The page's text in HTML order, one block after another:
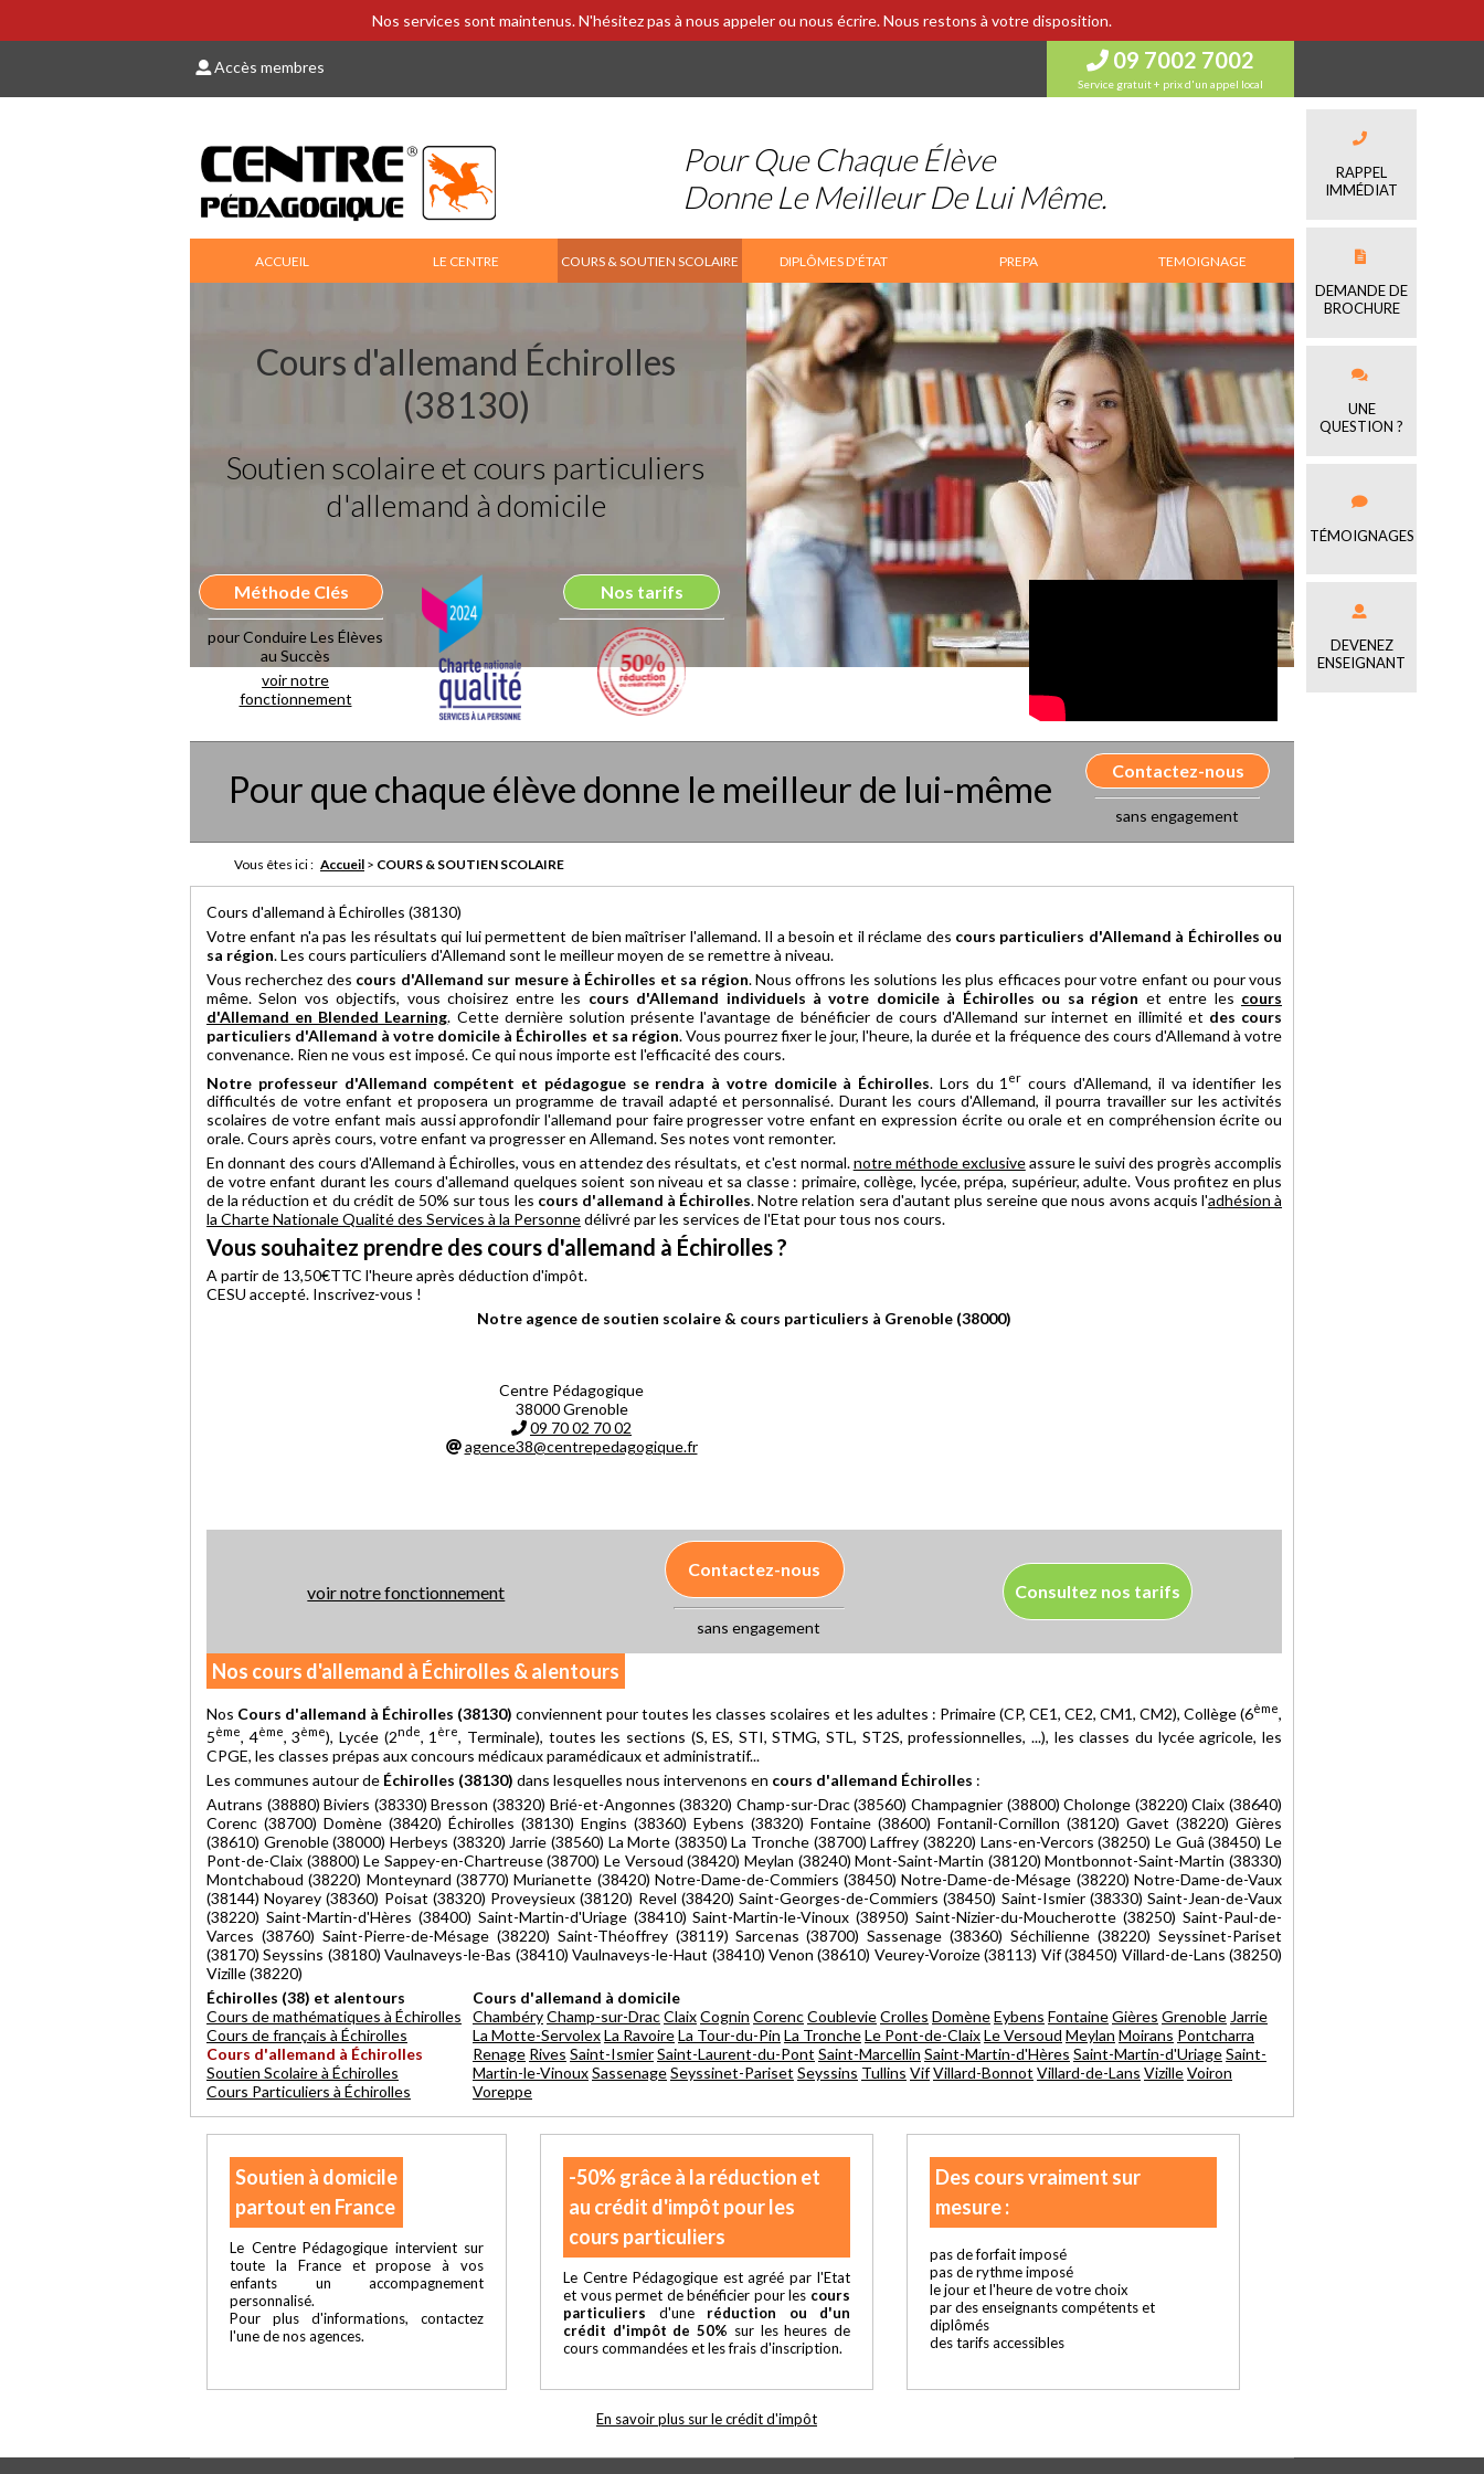
Nos services sont maintenus. N'hésitez pas à nous appeler ou nous écrire. Nous restons à votre disposition.
Accès membres 09 7002 7002
Service gratuit + prix d'un appel local
Pour Que Chaque Élève
Donne Le Meilleur De Lui Même.
ACCUEIL LE CENTRE COURS & SOUTIEN SCOLAIRE DIPLÔMES D'ÉTAT PREPA TEMOIGNAGE
RAPPEL
IMMÉDIAT
DEMANDE DE
BROCHURE
UNE
QUESTION ?
TÉMOIGNAGES
DEVENEZ
ENSEIGNANT
Cours d'allemand Échirolles
(38130)
Soutien scolaire et cours particuliers
d'allemand à domicile
Méthode Clés
pour Conduire Les Élèves
au Succès
voir notre
fonctionnement
Nos tarifs
Pour que chaque élève donne le meilleur de lui-même Contactez-nous
sans engagement
Vous êtes ici : Accueil > COURS & SOUTIEN SCOLAIRE
Cours d'allemand à Échirolles (38130)
Votre enfant n'a pas les résultats qui lui permettent de bien maîtriser l'allemand. Il a besoin et il réclame des cours particuliers d'Allemand à Échirolles ou
sa région. Les cours particuliers d'Allemand sont le meilleur moyen de se remettre à niveau.
Vous recherchez des cours d'Allemand sur mesure à Échirolles et sa région. Nous offrons les solutions les plus efficaces pour votre enfant ou pour vous
même. Selon vos objectifs, vous choisirez entre les cours d'Allemand individuels à votre domicile à Échirolles ou sa région et entre les cours
d'Allemand en Blended Learning. Cette dernière solution présente l'avantage de bénéficier de cours d'Allemand sur internet en illimité et des cours
particuliers d'Allemand à votre domicile à Échirolles et sa région. Vous pourrez fixer le jour, l'heure, la durée et la fréquence des cours d'Allemand à votre
convenance. Rien ne vous est imposé. Ce qui nous importe est l'efficacité des cours.
Notre professeur d'Allemand compétent et pédagogue se rendra à votre domicile à Échirolles. Lors du 1 er cours d'Allemand, il va identifier les
difficultés de votre enfant et proposera un programme de travail adapté et personnalisé. Durant les cours d'Allemand, il pourra travailler sur les activités
scolaires de votre enfant mais aussi approfondir l'allemand pour faire progresser votre enfant en expression écrite ou orale et en compréhension écrite ou
orale. Cours après cours, votre enfant va progresser en Allemand. Ses notes vont remonter.
En donnant des cours d'Allemand à Échirolles, vous en attendez des résultats, et c'est normal.notre méthode exclusiveassure le suivi des progrès accomplis
de votre enfant durant les cours d'allemand quelques soient son niveau et sa classe : primaire, collège, lycée, prépa, supérieur, adulte. Vous profitez en plus
de la réduction et du crédit de 50% sur tous les cours d'allemand à Échirolles. Notre relation sera d'autant plus sereine que nous avons acquis l'adhésion à
la Charte Nationale Qualité des Services à la Personnedélivré par les services de l'Etat pour tous nos cours.
Vous souhaitez prendre des cours d'allemand à Échirolles ?
A partir de 13,50€TTC l'heure après déduction d'impôt.
CESU accepté. Inscrivez-vous !
Notre agence de soutien scolaire & cours particuliers à Grenoble (38000)
Centre Pédagogique
38000 Grenoble
09 70 02 70 02
agence38@centrepedagogique.fr
voir notre fonctionnement
Contactez-nous
sans engagement
Consultez nos tarifs
Nos cours d'allemand à Échirolles & alentours
Nos Cours d'allemand à Échirolles (38130) conviennent pour toutes les classes scolaires et les adultes : Primaire (CP, CE1, CE2, CM1, CM2), Collège (6ème,
5ème, 4ème, 3ème), Lycée (2nde, 1 ère, Terminale), toutes les sections (S, ES, STI, STMG, STL, ST2S, professionnelles, ...), les classes du lycée agricole, les
CPGE, les classes prépas aux concours médicaux paramédicaux et administratif...
Les communes autour de Échirolles (38130) dans lesquelles nous intervenons en cours d'allemand Échirolles :
Autrans (38880) Biviers (38330) Bresson (38320) Brié-et-Angonnes (38320) Champ-sur-Drac (38560) Champagnier (38800) Cholonge (38220) Claix (38640)
Corenc (38700) Domène (38420) Échirolles (38130) Engins (38360) Eybens (38320) Fontaine (38600) Fontanil-Cornillon (38120) Gavet (38220) Gières
(38610) Grenoble (38000) Herbeys (38320) Jarrie (38560) La Morte (38350) La Tronche (38700) Laffrey (38220) Lans-en-Vercors (38250) Le Guâ (38450) Le
Pont-de-Claix (38800) Le Sappey-en-Chartreuse (38700) Le Versoud (38420) Meylan (38240) Mont-Saint-Martin (38120) Montbonnot-Saint-Martin (38330)
Montchaboud (38220) Monteynard (38770) Murianette (38420) Notre-Dame-de-Commiers (38450) Notre-Dame-de-Mésage (38220) Notre-Dame-de-Vaux
(38144) Noyarey (38360) Poisat (38320) Proveysieux (38120) Revel (38420) Saint-Georges-de-Commiers (38450) Saint-Ismier (38330) Saint-Jean-de-Vaux
(38220) Saint-Martin-d'Hères (38400) Saint-Martin-d'Uriage (38410) Saint-Martin-le-Vinoux (38950) Saint-Nizier-du-Moucherotte (38250) Saint-Paul-de-
Varces (38760) Saint-Pierre-de-Mésage (38220) Saint-Théoffrey (38119) Sarcenas (38700) Sassenage (38360) Séchilienne (38220) Seyssinet-Pariset
(38170) Seyssins (38180) Vaulnaveys-le-Bas (38410) Vaulnaveys-le-Haut (38410) Venon (38610) Veurey-Voroize (38113) Vif (38450) Villard-de-Lans (38250)
Vizille (38220)
Échirolles (38) et alentours
Cours de mathématiques à Échirolles
Cours de français à Échirolles
Cours d'allemand à Échirolles
Soutien Scolaire à Échirolles
Cours Particuliers à Échirolles
Cours d'allemand à domicile
ChambéryChamp-sur-DracClaixCognin CorencCoublevieCrolles DomèneEybens FontaineGières Grenoble Jarrie
La Motte-ServolexLa RavoireLa Tour-du-Pin La TroncheLe Pont-de-ClaixLe Versoud Meylan Moirans Pontcharra
Renage Rives Saint-IsmierSaint-Laurent-du-Pont Saint-Marcellin Saint-Martin-d'Hères Saint-Martin-d'UriageSaint-
Martin-le-VinouxSassenageSeyssinet-Pariset Seyssins Tullins VifVillard-Bonnot Villard-de-Lans VizilleVoiron
Voreppe
Soutien à domicile
partout en France
Le Centre Pédagogique intervient sur
toute la France et propose à vos
enfants un accompagnement
personnalisé.
Pour plus d'informations, contactez
l'une de nos agences.
-50% grâce à la réduction et
au crédit d'impôt pour les
cours particuliers
Le Centre Pédagogique est agréé par l'Etat
et vous permet de bénéficier pour les cours
particuliers d'une réduction ou d'un
crédit d'impôt de 50% sur les heures de
cours commandées et les frais d'inscription.
En savoir plus sur le crédit d'impôt
Des cours vraiment sur
mesure :
pas de forfait imposé
pas de rythme imposé
le jour et l'heure de votre choix
par des enseignants compétents et
diplômés
des tarifs accessibles